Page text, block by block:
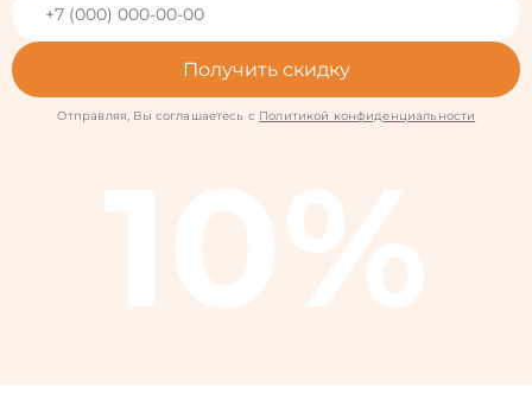
Получить скидку
Отправляя, Вы соглашаетесь с Политикой конфиденциальности